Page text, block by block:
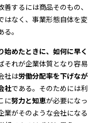
するには商品そのもの、
はなく、事業形態自体を変
。
始めたときに、如何に早く
それが企業体質となり容易
社は労働分配率を下げなが
社である。そのためには利
に努力と知恵が必要になっ
業がそのような会社になる